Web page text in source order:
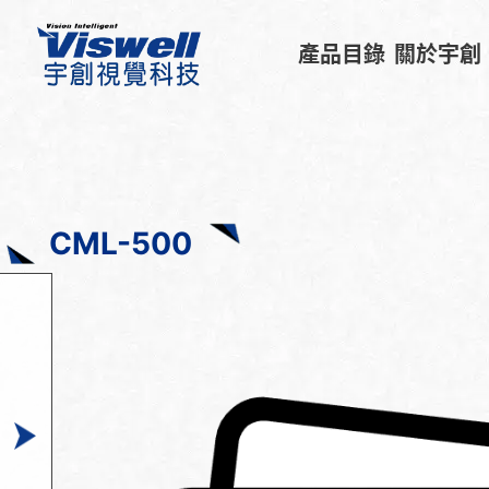
產品目錄 關於宇創
CML-500